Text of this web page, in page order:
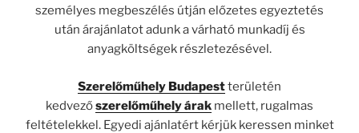
személyes megbeszélés útján előzetes egyeztetés
után árajánlatot adunk a várható munkadíj és
anyagköltségek részletezésével.
Szerelőműhely Budapestterületén
kedvezőszerelőműhely árak mellett, rugalmas
feltételekkel. Egyedi ajánlatért kérjük keressen minket